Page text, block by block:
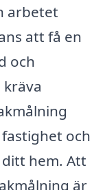
arbetet
att få en
och
och
hem. Att
är